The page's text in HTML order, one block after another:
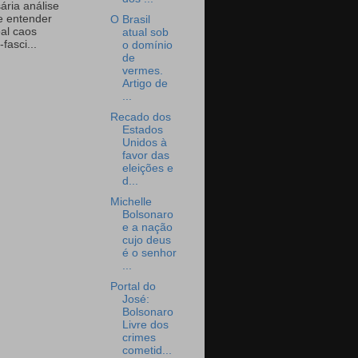
análise
entender
caos
O Brasil
atual sob
o domínio
de
vermes.
Artigo de
Recado dos
Estados
Unidos à
favor das
eleições e
d...
Michelle
Bolsonaro
e a nação
cujo deus
é o senhor
...
Portal do
José:
Bolsonaro
Livre dos
crimes
cometid...